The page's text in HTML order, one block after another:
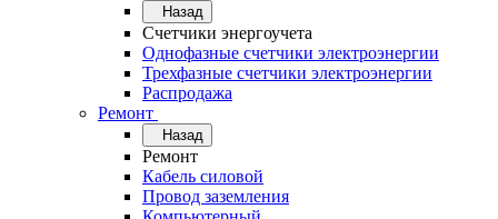
Назад
Счетчики энергоучета
Однофазные счетчики электроэнергии
Трехфазные счетчики электроэнергии
Распродажа
Ремонт
Назад
Ремонт
Кабель силовой
Провод заземления